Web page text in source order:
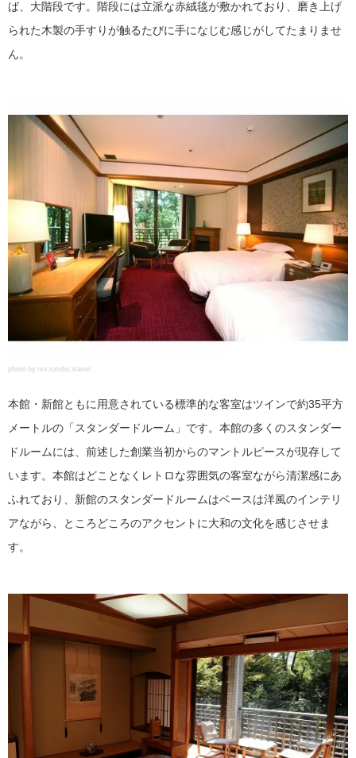
ば、大階段です。階段には立派な赤絨毯が敷かれており、磨き上げ
られた木製の手すりが触るたびに手になじむ感じがしてたまりませ
ん。
photo by rsv.rurubu.travel
本館・新館ともに用意されている標準的な客室はツインで約35平方
メートルの「スタンダードルーム」です。本館の多くのスタンダー
ドルームには、前述した創業当初からのマントルピースが現存して
います。本館はどことなくレトロな雰囲気の客室ながら清潔感にあ
ふれており、新館のスタンダードルームはベースは洋風のインテリ
アながら、ところどころのアクセントに大和の文化を感じさせま
す。